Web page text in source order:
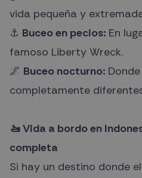
vida pequeña y
⚓ Buceo en pecios: En
famoso Liberty Wreck.
🌌 Buceo nocturno:
completamente
🚤 Vida a bordo en
completa
Si hay un destino donde el